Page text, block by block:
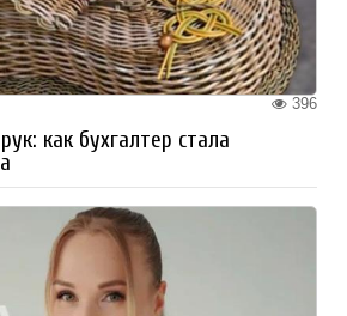
396
как бухгалтер стала